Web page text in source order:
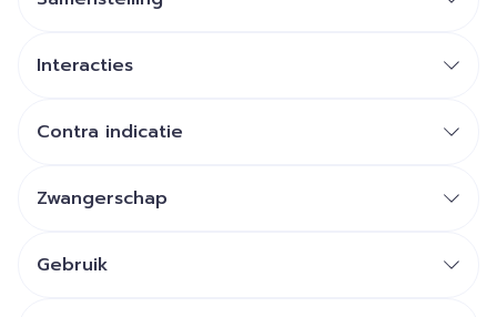
Interacties
Contra indicatie
Zwangerschap
Gebruik